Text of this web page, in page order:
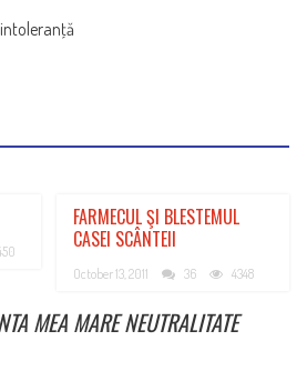
FARMECUL ŞI BLESTEMUL
CASEI SCÂNTEII
October 13, 2011 36 4348
MEA MARE NEUTRALITATE